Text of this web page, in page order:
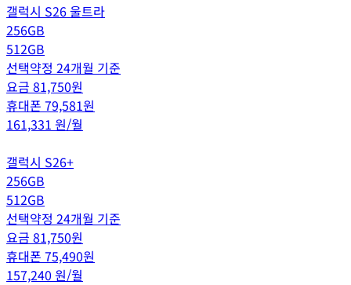
갤럭시 S26 울트라
256GB
512GB
선택약정 24개월 기준
요금 81,750원
휴대폰 79,581원
161,331 원/월
갤럭시 S26+
256GB
512GB
선택약정 24개월 기준
요금 81,750원
휴대폰 75,490원
157,240 원/월